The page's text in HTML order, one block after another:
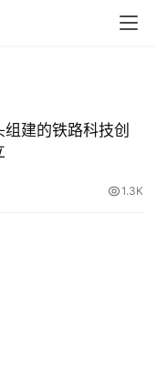
建的铁路科技创
1.3K